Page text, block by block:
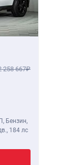
258 667
Бензин,
184 лс